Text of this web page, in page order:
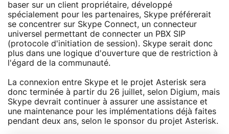
baser sur un client propriétaire, développé
spécialement pour les partenaires, Skype préférerait
se concentrer sur Skype Connect, un connecteur
universel permettant de connecter un PBX SIP
(protocole d'initiation de session). Skype serait donc
plus dans une logique d'ouverture que de restriction à
l'égard de la communauté.
La connexion entre Skype et le projet Asterisk sera
donc terminée à partir du 26 juillet, selon Digium, mais
Skype devrait continuer à assurer une assistance et
une maintenance pour les implémentations déjà faites
pendant deux ans, selon le sponsor du projet Asterisk.